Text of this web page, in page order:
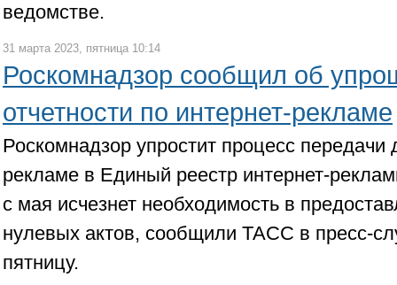
ведомстве.
31 марта 2023, пятница 10:14
Роскомнадзор сообщил об
отчетности по интернет-рекламе
Роскомнадзор упростит процесс передачи
рекламе в Единый реестр интернет-
с мая исчезнет необходимость в
нулевых актов, сообщили ТАСС в пресс-
пятницу.